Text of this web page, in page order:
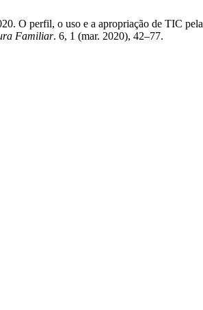
O perfil, o uso e a apropriação de TIC
Familiar. 6, 1 (mar. 2020), 42–77.